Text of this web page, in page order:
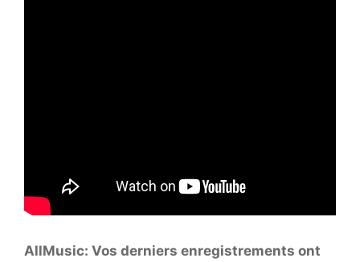
AllMusic: Vos derniers enregistrements ont